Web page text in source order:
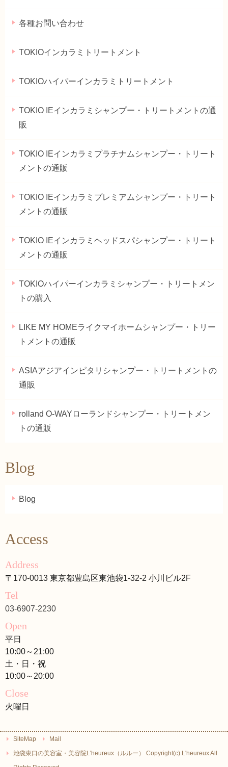
各種お問い合わせ
TOKIOインカラミトリートメント
TOKIOハイパーインカラミトリートメント
TOKIO IEインカラミシャンプー・トリートメントの通
販
TOKIO IEインカラミプラチナムシャンプー・トリート
メントの通販
TOKIO IEインカラミプレミアムシャンプー・トリート
メントの通販
TOKIO IEインカラミヘッドスパシャンプー・トリート
メントの通販
TOKIOハイパーインカラミシャンプー・トリートメン
トの購入
LIKE MY HOMEライクマイホームシャンプー・トリー
トメントの通販
ASIAアジアインピタリシャンプー・トリートメントの
通販
rolland O-WAYローランドシャンプー・トリートメン
トの通販
Blog
Blog
Access
Address
〒170-0013 東京都豊島区東池袋1-32-2 小川ビル2F
Tel
03-6907-2230
Open
平日
10:00～21:00
土・日・祝
10:00～20:00
Close
火曜日
SiteMap
Mail
池袋東口の美容室・美容院L’heureux（ルルー） Copyright(c) L'heureux All